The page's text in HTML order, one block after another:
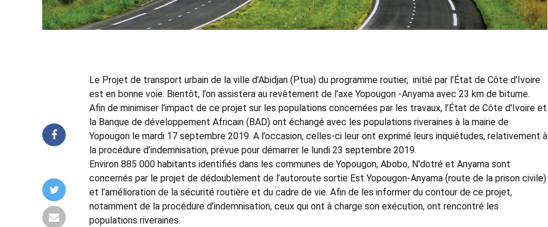
Le Projet de transport urbain de la ville d’Abidjan (Ptua) du programme routier, initié par l’État de Côte d'Ivoire
est en bonne voie. Bientôt, l’on assistera au revêtement de l’axe Yopougon -Anyama avec 23 km de bitume.
Afin de minimiser l’impact de ce projet sur les populations concernées par les travaux, l’État de Côte d'Ivoire et
la Banque de développement Africain (BAD) ont échangé avec les populations riveraines à la mairie de
Yopougon le mardi 17 septembre 2019. A l’occasion, celles-ci leur ont exprimé leurs inquiétudes, relativement à
la procédure d’indemnisation, prévue pour démarrer le lundi 23 septembre 2019.
Environ 885 000 habitants identifiés dans les communes de Yopougon, Abobo, N'dotré et Anyama sont
concernés par le projet de dédoublement de l’autoroute sortie Est Yopougon-Anyama (route de la prison civile)
et l’amélioration de la sécurité routière et du cadre de vie. Afin de les informer du contour de ce projet,
notamment de la procédure d’indemnisation, ceux qui ont à charge son exécution, ont rencontré les
populations riveraines.